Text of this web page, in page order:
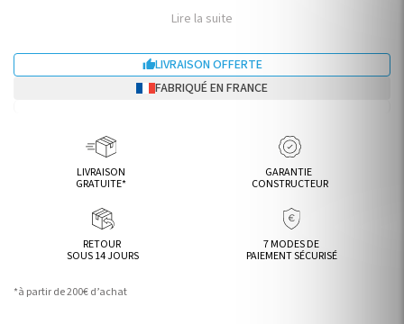
Lire la suite
LIVRAISON OFFERTE
FABRIQUÉ EN FRANCE
LIVRAISON
GRATUITE*
GARANTIE
CONSTRUCTEUR
RETOUR
SOUS 14 JOURS
7 MODES DE
PAIEMENT SÉCURISÉ
*à partir de 200€ d’achat